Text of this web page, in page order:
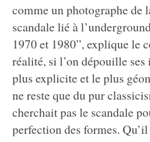
comme un photographe de
scandale lié à
1970 et 1980”, explique le
réalité, si l’on dépouille
plus explicite et le plus
ne reste que du pur
cherchait pas le scandale
perfection des formes.